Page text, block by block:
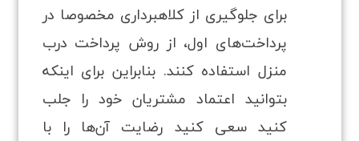
برای جلوگیری از کلاهبرداری مخصوصا در
پرداخت‌های اول، از روش پرداخت درب
منزل استفاده کنند. بنابراین برای اینکه
بتوانید اعتماد مشتریان خود را جلب
کنید سعی کنید رضایت آن‌ها را با